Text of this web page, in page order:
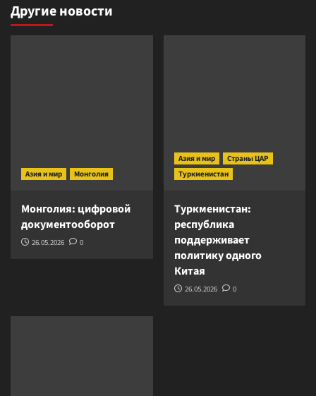
Другие новости
Азия и мир Монголия
Монголия: цифровой
документооборот
26.05.2026 0
Азия и мир
Страны ЦАР
Туркменистан
Туркменистан:
республика
поддерживает
политику одного
Китая
26.05.2026 0